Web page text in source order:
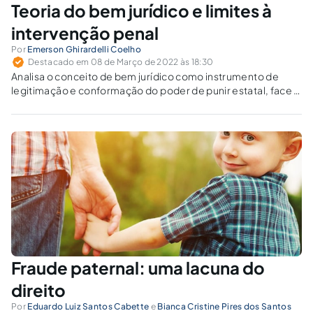
Teoria do bem jurídico e limites à
intervenção penal
Por Emerson Ghirardelli Coelho
Destacado em 08 de Março de 2022 às 18:30
Analisa o conceito de bem jurídico como instrumento de
legitimação e conformação do poder de punir estatal, face à
jurídico-dogmáticas clássicas.
Fraude paternal: uma lacuna do
direito
Por Eduardo Luiz Santos Cabette e Bianca Cristine Pires dos Santos